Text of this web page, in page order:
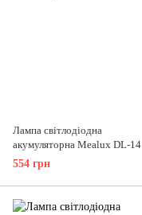
Лампа світлодіодна
акумуляторна Mealux DL-14
554 грн